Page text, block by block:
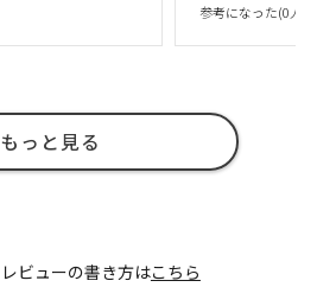
参考になった(0人)
もっと見る
レビューの書き方はこちら